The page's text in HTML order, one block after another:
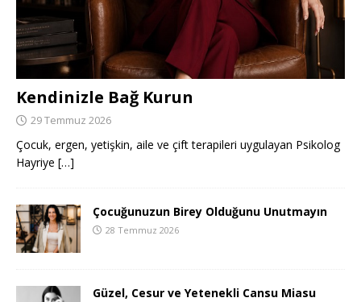
Kendinizle Bağ Kurun
29 Temmuz 2026
Çocuk, ergen, yetişkin, aile ve çift terapileri uygulayan Psikolog
Hayriye […]
Çocuğunuzun Birey Olduğunu Unutmayın
28 Temmuz 2026
Güzel, Cesur ve Yetenekli Cansu Miasu